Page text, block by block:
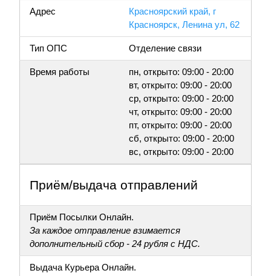
Адрес
Красноярский край, г
Красноярск, Ленина ул, 62
Тип ОПС Отделение связи
Время работы
пн, открыто: 09:00 - 20:00
вт, открыто: 09:00 - 20:00
ср, открыто: 09:00 - 20:00
чт, открыто: 09:00 - 20:00
пт, открыто: 09:00 - 20:00
сб, открыто: 09:00 - 20:00
вс, открыто: 09:00 - 20:00
Приём/выдача отправлений
Приём Посылки Онлайн.
За каждое отправление взимается
дополнительный сбор - 24 рубля с НДС.
Выдача Курьера Онлайн.